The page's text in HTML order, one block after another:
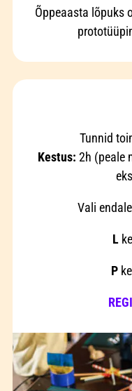
Õppeaasta lõpuks
Tunnid
Kestus: 2h (peale
Vali
L
P